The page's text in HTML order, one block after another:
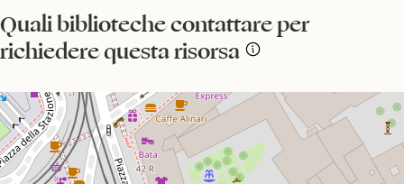
Quali biblioteche contattare per
richiedere questa risorsa